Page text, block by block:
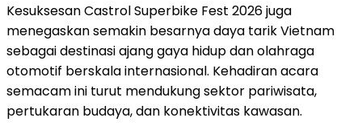
Kesuksesan Castrol Superbike Fest 2026 juga
menegaskan semakin besarnya daya tarik Vietnam
sebagai destinasi ajang gaya hidup dan olahraga
otomotif berskala internasional. Kehadiran acara
semacam ini turut mendukung sektor pariwisata,
pertukaran budaya, dan konektivitas kawasan.